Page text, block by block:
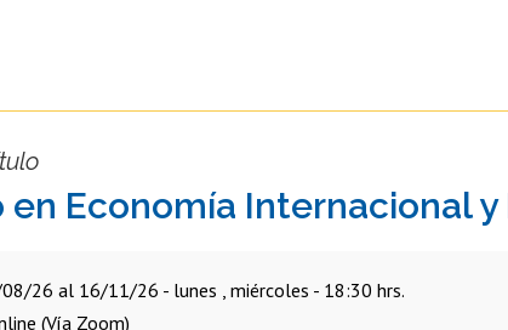
Nutrición y Tecnología de
en Economía Internacional
26 al 16/11/26 - lunes , miércoles - 18:30 hrs.
(Vía Zoom)